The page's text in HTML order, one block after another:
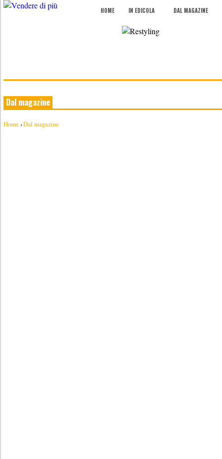
HOME IN EDICOLA DAL MAGAZINE
Dal magazine
Home ›Dal magazine